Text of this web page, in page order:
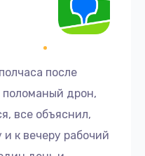
после
поломаный дрон,
все объяснил,
к вечеру рабочий